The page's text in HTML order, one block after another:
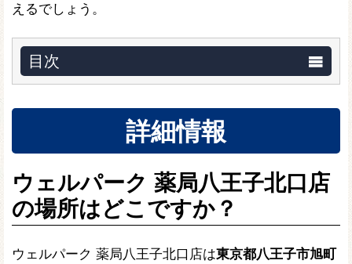
えるでしょう。
目次
詳細情報
ウェルパーク 薬局八王子北口店
の場所はどこですか？
ウェルパーク 薬局八王子北口店は東京都八王子市旭町